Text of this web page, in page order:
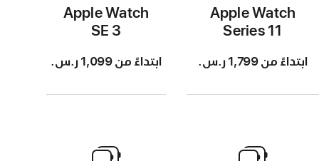
Apple Watch
Series 11
ابتداءً من 1,799 ر.س.‏
Apple Watch
SE 3
ابتداءً من 1,099 ر.س.‏